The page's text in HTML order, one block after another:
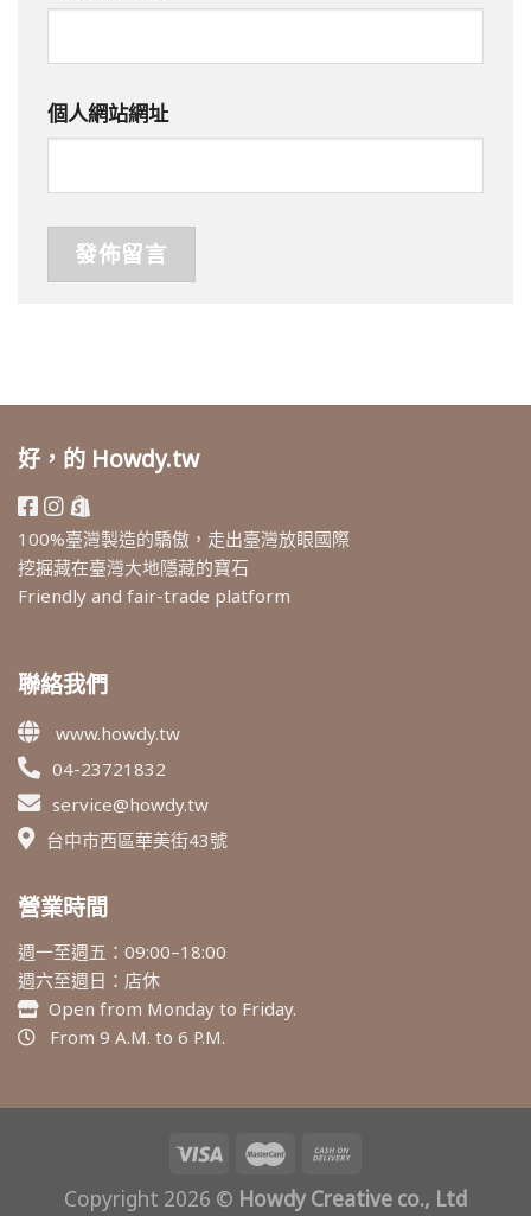
個人網站網址
好，的 Howdy.tw
100%臺灣製造的驕傲，走出臺灣放眼國際
挖掘藏在臺灣大地隱藏的寶石
Friendly and fair-trade platform
聯絡我們
www.howdy.tw
04-23721832
service@howdy.tw
台中市西區華美街43號
營業時間
週一至週五：09:00–18:00
週六至週日：店休
Open from Monday to Friday.
From 9 A.M. to 6 P.M.
Copyright 2026 © Howdy Creative co., Ltd